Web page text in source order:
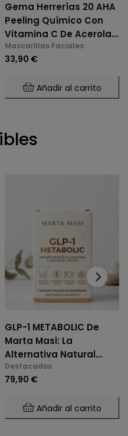
Gema Herrerías 20 AHA
Peeling Químico Con
Vitamina C De Acerola
20 Discos
Mascarillas Faciales
33,90 €
Añadir al carrito
GLP-1 METABOLIC De
Marta Masi: La
Alternativa Natural
Para El Control De
Glucosa Y Saciedad.
Destacados
79,90 €
Añadir al carrito
›